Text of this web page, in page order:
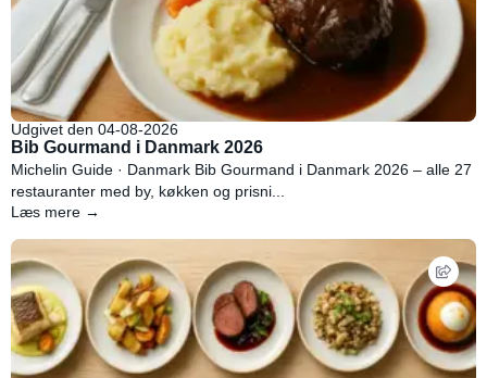
Udgivet den 04-08-2026
Bib Gourmand i Danmark 2026
Michelin Guide · Danmark Bib Gourmand i Danmark 2026 – alle 27
restauranter med by, køkken og prisni...
Læs mere →